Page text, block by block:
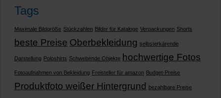
Tags
Maximale Bildgröße Stückzahlen Bilder für Kataloge Verpackungen Shorts
beste Preise Oberbekleidung selbsterkärende
Darstellung Poloshirts Schwebende Objekte hochwertige Fotos
Fotoaufnahmen von Bekleidung Freisteller für amazon Budget-Preise
Produktfoto weißer Hintergrund bezahlbare Preise